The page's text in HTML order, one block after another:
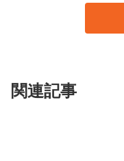
関連記事